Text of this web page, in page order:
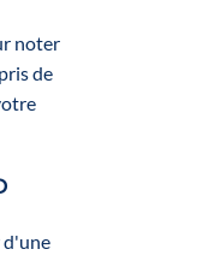
noter
de
d'une